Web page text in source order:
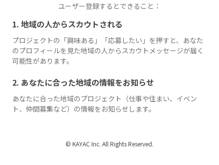
ユーザー登録するとできること：
1. 地域の人からスカウトされる
プロジェクトの「興味ある」「応募したい」を押すと、あなた
のプロフィールを見た地域の人からスカウトメッセージが届く
可能性があります。
2. あなたに合った地域の情報をお知らせ
あなたに合った地域のプロジェクト（仕事や住まい、イベン
ト、仲間募集など）の情報をお知らせします。
© KAYAC Inc. All Rights Reserved.